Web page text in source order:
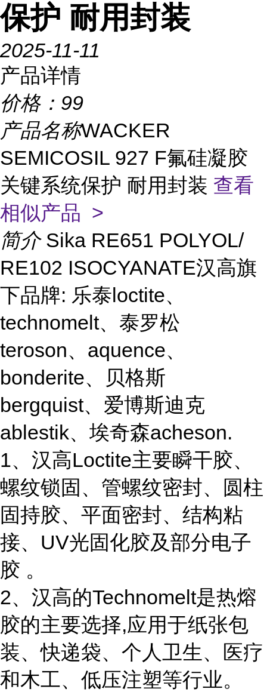
保护 耐用封装
2025-11-11
产品详情
价格： 99
产品名称WACKER
SEMICOSIL 927 F氟硅凝胶
关键系统保护 耐用封装 查看
相似产品 >
简介 Sika RE651 POLYOL/
RE102 ISOCYANATE汉高旗
下品牌: 乐泰loctite、
technomelt、泰罗松
teroson、aquence、
bonderite、贝格斯
bergquist、爱博斯迪克
ablestik、埃奇森acheson.
1、汉高Loctite主要瞬干胶、
螺纹锁固、管螺纹密封、圆柱
固持胶、平面密封、结构粘
接、UV光固化胶及部分电子
胶 。
2、汉高的Technomelt是热熔
胶的主要选择,应用于纸张包
装、快递袋、个人卫生、医疗
和木工、低压注塑等行业。